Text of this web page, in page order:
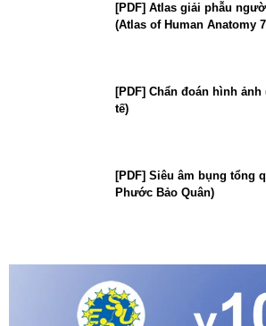
[PDF] Atlas giải phẫu
(Atlas of Human Anatomy
[PDF] Chẩn đoán hình
tế)
[PDF] Siêu âm bụng tổng
Phước Bảo Quân)